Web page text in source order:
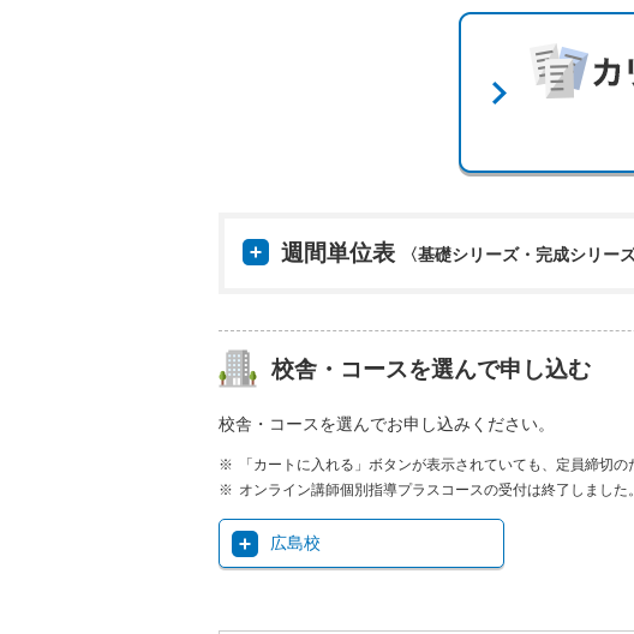
週間単位表 〈基礎シリーズ・完成シリーズ
校舎・コースを選んで申し込む
校舎・コースを選んでお申し込みください。
「カートに入れる」ボタンが表示されていても、定員締切
オンライン講師個別指導プラスコースの受付は終了しまし
広島校